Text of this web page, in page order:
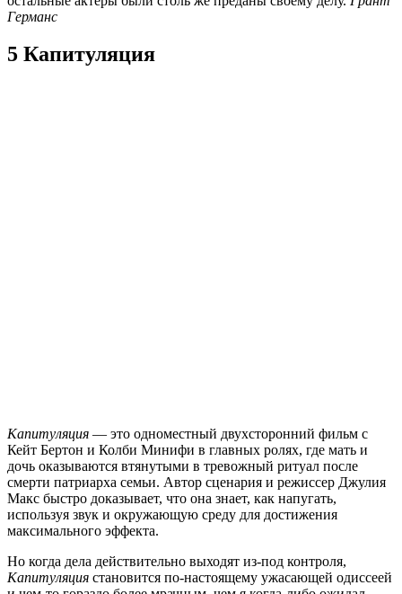
Германс
5 Капитуляция
Капитуляция — это одноместный двухсторонний фильм с
Кейт Бертон и Колби Минифи в главных ролях, где мать и
дочь оказываются втянутыми в тревожный ритуал после
смерти патриарха семьи. Автор сценария и режиссер Джулия
Макс быстро доказывает, что она знает, как напугать,
используя звук и окружающую среду для достижения
максимального эффекта.
Но когда дела действительно выходят из-под контроля,
Капитуляция становится по-настоящему ужасающей одиссеей